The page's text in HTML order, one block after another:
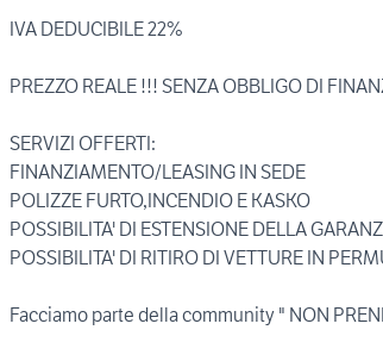
IVA DEDUCIBILE 22%
PREZZO REALE !!! SENZA OBBLIGO DI
SERVIZI OFFERTI:
FINANZIAMENTO/LEASING IN SEDE
POLIZZE FURTO,INCENDIO E KASKO
POSSIBILITA' DI ESTENSIONE DELLA
POSSIBILITA' DI RITIRO DI VETTURE IN
Facciamo parte della community " NON